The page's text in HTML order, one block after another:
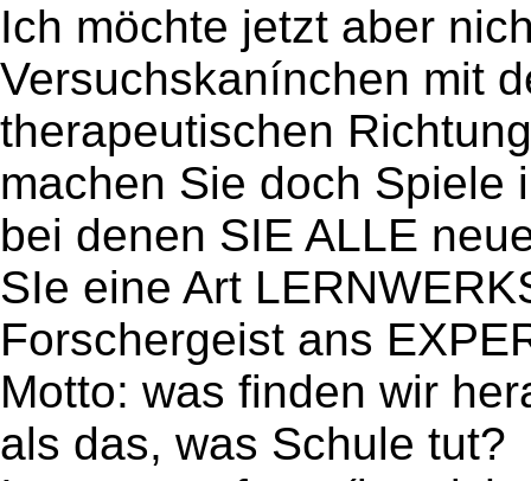
Ich möchte jetzt aber
Versuchskanínchen mit
therapeutischen
machen Sie doch Spiele
bei denen SIE ALLE
SIe eine Art
Forschergeist ans
Motto: was finden wir
als das, was Schule tut?